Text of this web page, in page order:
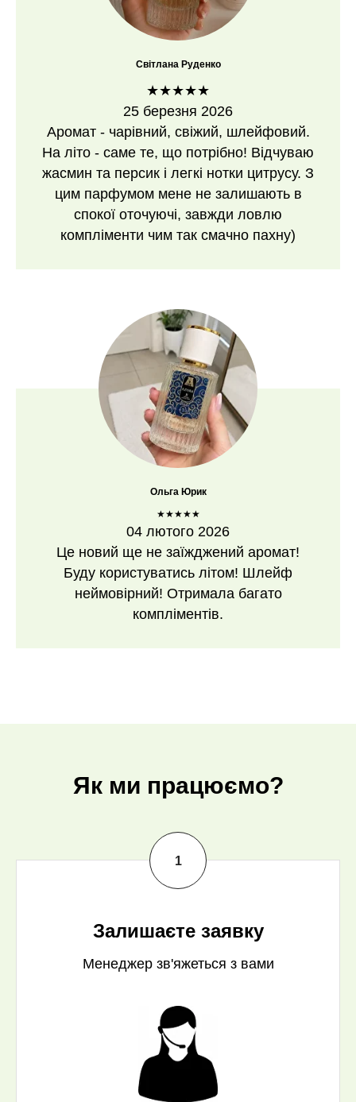
Світлана Руденко
★★★★★
25 березня 2026
Аромат - чарівний, свіжий, шлейфовий.
На літо - саме те, що потрібно! Відчуваю
жасмин та персик і легкі нотки цитрусу. З
цим парфумом мене не залишають в
спокої оточуючі, завжди ловлю
компліменти чим так смачно пахну)
Ольга Юрик
★★★★★
04 лютого 2026
Це новий ще не заїжджений аромат!
Буду користуватись літом! Шлейф
неймовірний! Отримала багато
компліментів.
Як ми працюємо?
Залишаєте заявку
Менеджер зв'яжеться з вами